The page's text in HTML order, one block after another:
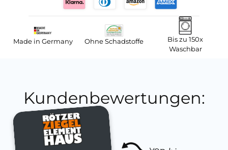
Made in Germany Ohne Schadstoffe
Bis zu 150x
Waschbar
Kundenbewertungen: